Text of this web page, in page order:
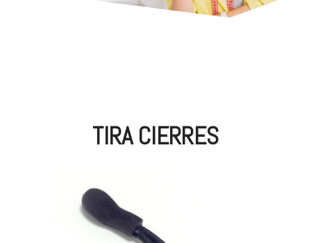
TIRA CIERRES